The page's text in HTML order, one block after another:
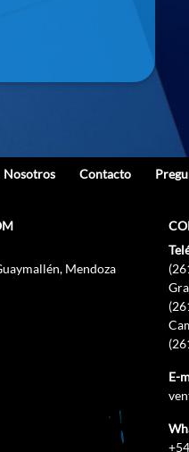
Nosotros Contacto
Mendoza
E-